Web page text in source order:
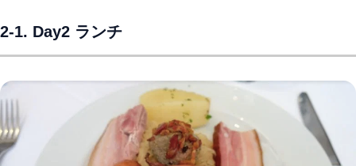
2-1. Day2 ランチ